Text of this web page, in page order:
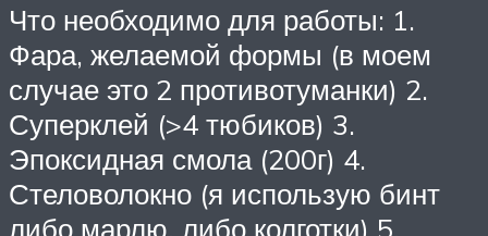
Что необходимо для работы: 1.
Фара, желаемой формы (в моем
случае это 2 противотуманки) 2.
Суперклей (>4 тюбиков) 3.
Эпоксидная смола (200г) 4.
Стеловолокно (я использую бинт
либо марлю, либо колготки) 5.